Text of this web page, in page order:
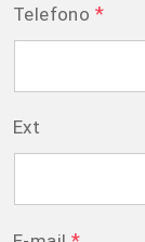
Telefono *
Ext